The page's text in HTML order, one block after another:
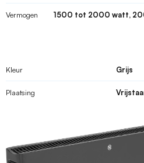
Vermogen 1500 tot 2000 watt,
Kleur Grijs
Plaatsing